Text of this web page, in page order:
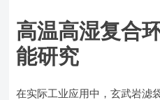
高温高湿复合
能研究
在实际工业应用中，玄武岩滤